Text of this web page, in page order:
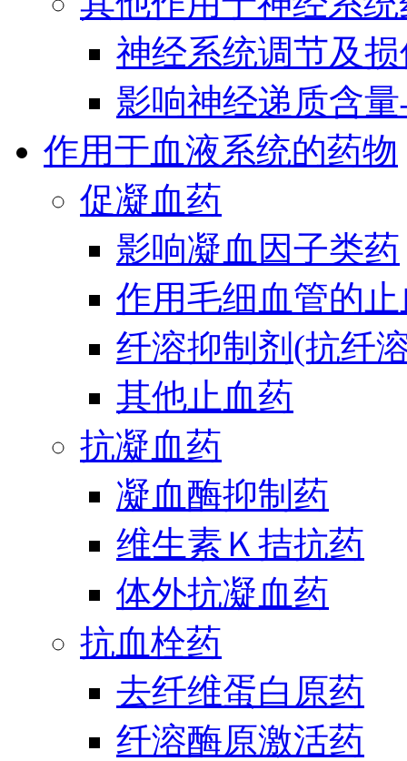
神经系统调节及
影响神经递质含
作用于血液系统的药物
促凝血药
影响凝血因子类药
作用毛细血管的
纤溶抑制剂(抗纤
其他止血药
抗凝血药
凝血酶抑制药
维生素Ｋ拮抗药
体外抗凝血药
抗血栓药
去纤维蛋白原药
纤溶酶原激活药